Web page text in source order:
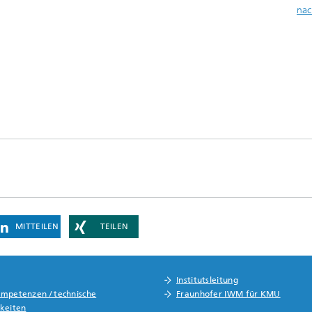
MITTEILEN TEILEN
Institutsleitung
/ technische
Fraunhofer IWM für KMU